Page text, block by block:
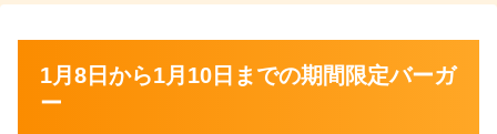
1月8日から1月10日までの期間限定バーガ
ー